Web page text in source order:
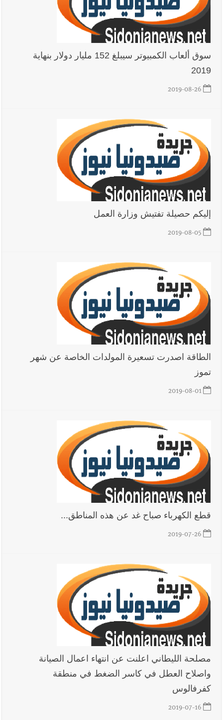
سوق ألعاب الكمبيوتر سيبلغ 152 مليار دولار بنهاية
2019
2019-08-26
إليكم حصيلة تفتيش وزارة العمل
2019-08-05
الطاقة اصدرت تسعيرة المولدات الخاصة عن شهر
تموز
2019-08-01
قطع الكهرباء صباح غد عن هذه المناطق...
2019-07-26
مصلحة الليطاني اعلنت عن انتهاء اعمال الصيانة
واصلاح العطل في كاسر الضغط في منطقة
كفرفالوس
2019-07-16